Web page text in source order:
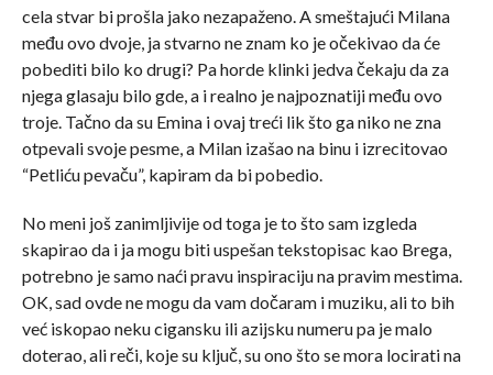
cela stvar bi prošla jako nezapaženo. A smeštajući Milana
među ovo dvoje, ja stvarno ne znam ko je očekivao da će
pobediti bilo ko drugi? Pa horde klinki jedva čekaju da za
njega glasaju bilo gde, a i realno je najpoznatiji među ovo
troje. Tačno da su Emina i ovaj treći lik što ga niko ne zna
otpevali svoje pesme, a Milan izašao na binu i izrecitovao
“Petliću pevaču”, kapiram da bi pobedio.
No meni još zanimljivije od toga je to što sam izgleda
skapirao da i ja mogu biti uspešan tekstopisac kao Brega,
potrebno je samo naći pravu inspiraciju na pravim mestima.
OK, sad ovde ne mogu da vam dočaram i muziku, ali to bih
već iskopao neku cigansku ili azijsku numeru pa je malo
doterao, ali reči, koje su ključ, su ono što se mora locirati na